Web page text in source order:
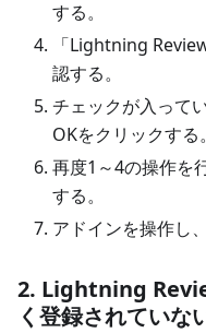
する。
「Lightning
認する。
チェックが入って
OKをクリックする。
再度1～4の操作を
する。
アドインを操作し
2. Lightning
く登録されていな